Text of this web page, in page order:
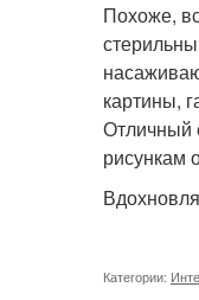
Похоже,
картины,
Отличный
рисункам
Категории: